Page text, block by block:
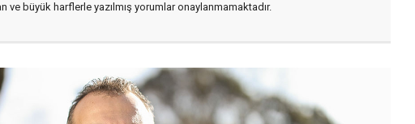
ve büyük harflerle yazılmış yorumlar onaylanmamaktadır.